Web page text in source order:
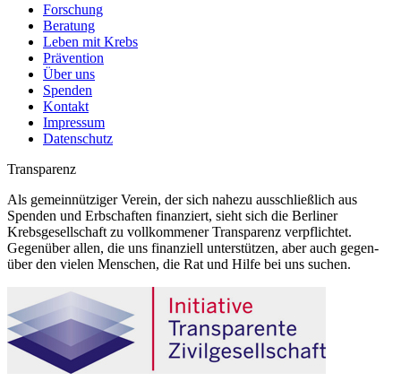
Forschung
Beratung
Leben mit Krebs
Prävention
Über uns
Spenden
Kontakt
Impressum
Datenschutz
Transparenz
Als gemeinnütziger Verein, der sich nahezu ausschließlich aus
Spenden und Erbschaften finanziert, sieht sich die Berliner
Krebsgesellschaft zu vollkommener Transparenz verpflichtet.
Gegenüber allen, die uns finanziell unterstützen, aber auch gegen-
über den vielen Menschen, die Rat und Hilfe bei uns suchen.